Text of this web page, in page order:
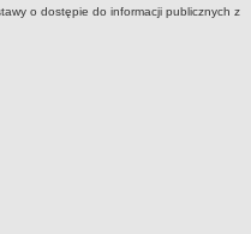
o dostępie do informacji publicznych z